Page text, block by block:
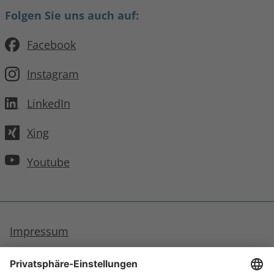
Folgen Sie uns auch auf:
Facebook
Instagram
LinkedIn
Xing
Youtube
Impressum
Datenschutzhinweise